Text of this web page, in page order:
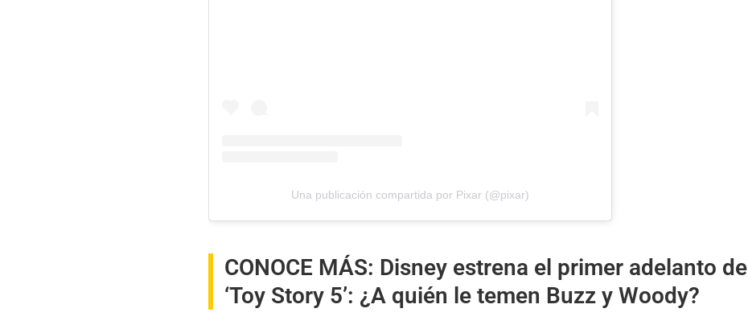
Una publicación compartida por Pixar (@pixar)
CONOCE MÁS: Disney estrena el primer adelanto de
‘Toy Story 5’: ¿A quién le temen Buzz y Woody?